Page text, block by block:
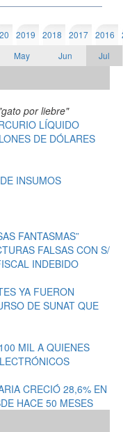
2019 2018 2017 2016
May Jun Jul
por liebre"
LÍQUIDO
DE DÓLARES
INSUMOS
FANTASMAS”
FALSAS CON S/
INDEBIDO
YA FUERON
DE SUNAT QUE
MIL A QUIENES
CRECIÓ 28,6% EN
HACE 50 MESES